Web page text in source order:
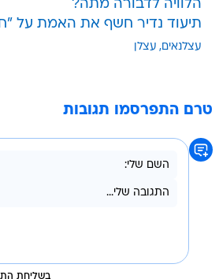
הלוויה לדבורה מתה?
תיעוד נדיר חשף את האמת על
עצלנאים עצלן
טרם התפרסמו תגובות
בשליחת